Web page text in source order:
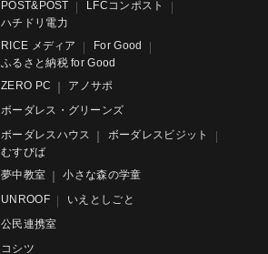
POST&POST
LFCコンポスト
ハチドリ電力
RICE メディア
For Good
ふるさと納税 for Good
ZERO PC アノサポ
ボーダレス・グリーンズ
ボーダレスハウス
ボーダレスビジット
むすびば
夢中教室 小さな森の学童
UNROOF いえとしごと
公民連携室
コシツ